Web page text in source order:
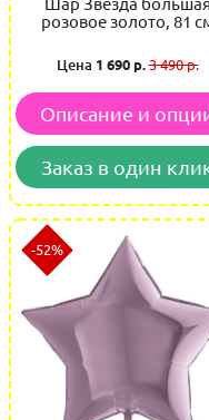
розовое золото, 81
Цена 1 690 р.3 490 р.
Описание и
Заказ в один
-52%